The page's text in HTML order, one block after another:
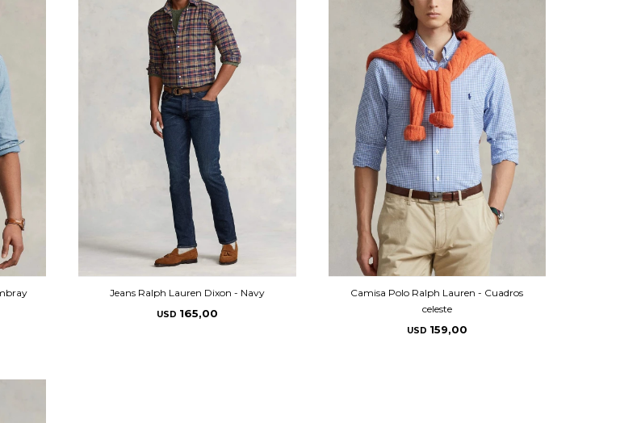
Jeans Ralph Lauren Dixon - Navy
USD 165,00
Camisa Polo Ralph Lauren - Cuadros
celeste
USD 159,00